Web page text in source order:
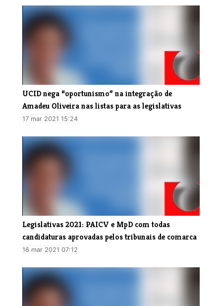
UCID nega “oportunismo” na integração de
Amadeu Oliveira nas listas para as legislativas
17 mar 2021 15:24
Legislativas 2021: PAICV e MpD com todas
candidaturas aprovadas pelos tribunais de comarca
16 mar 2021 07:12